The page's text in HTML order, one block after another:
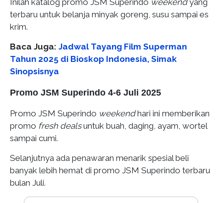
Inilah katalog promo JSM Superindo weekendyang
terbaru untuk belanja minyak goreng, susu sampai es
krim.
Baca Juga: Jadwal Tayang Film Superman
Tahun 2025 di Bioskop Indonesia, Simak
Sinopsisnya
Promo JSM Superindo 4-6 Juli 2025
Promo JSM Superindo weekendhari ini memberikan
promo fresh dealsuntuk buah, daging, ayam, wortel
sampai cumi.
Selanjutnya ada penawaran menarik spesial beli
banyak lebih hemat di promo JSM Superindo terbaru
bulan Juli.